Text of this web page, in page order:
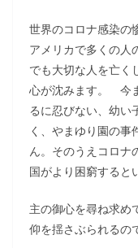
世界のコロナ感染の
アメリカで多くの人
でも大切な人を亡く
心が沈みます。 今
るに忍びない、幼い
く、やまゆり園の事
ん。そのうえコロナ
国がより困窮すると
主の御心を尋ね求め
仰を揺さぶられるの